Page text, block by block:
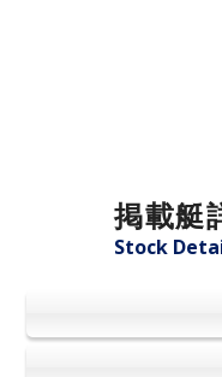
掲載艇
Stock